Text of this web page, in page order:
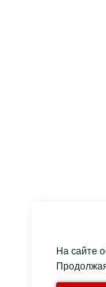
На сайте